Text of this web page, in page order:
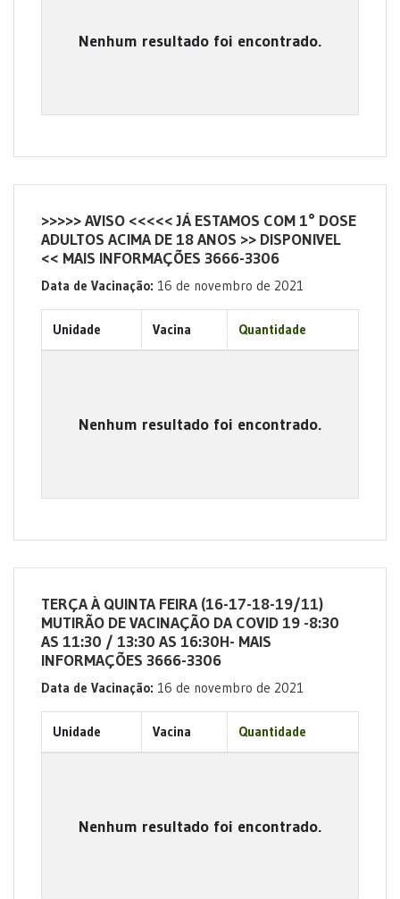
Nenhum resultado foi encontrado.
>>>>> AVISO <<<<< JÁ ESTAMOS COM 1° DOSE
ADULTOS ACIMA DE 18 ANOS >> DISPONIVEL
<< MAIS INFORMAÇÕES 3666-3306
Data de Vacinação: 16 de novembro de 2021
Unidade Vacina Quantidade
Nenhum resultado foi encontrado.
TERÇA À QUINTA FEIRA (16-17-18-19/11)
MUTIRÃO DE VACINAÇÃO DA COVID 19 -8:30
AS 11:30 / 13:30 AS 16:30H- MAIS
INFORMAÇÕES 3666-3306
Data de Vacinação: 16 de novembro de 2021
Unidade Vacina Quantidade
Nenhum resultado foi encontrado.